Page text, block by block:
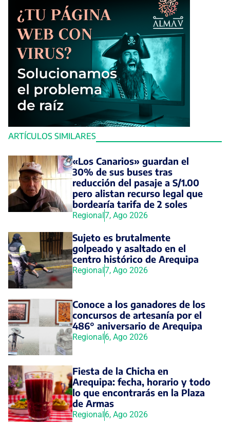
ARTÍCULOS SIMILARES
«Los Canarios» guardan el
30% de sus buses tras
reducción del pasaje a S/1.00
pero alistan recurso legal que
bordearía tarifa de 2 soles
Regional7, Ago 2026
Sujeto es brutalmente
golpeado y asaltado en el
centro histórico de Arequipa
Regional7, Ago 2026
Conoce a los ganadores de los
concursos de artesanía por el
486° aniversario de Arequipa
Regional6, Ago 2026
Fiesta de la Chicha en
Arequipa: fecha, horario y todo
lo que encontrarás en la Plaza
de Armas
Regional6, Ago 2026